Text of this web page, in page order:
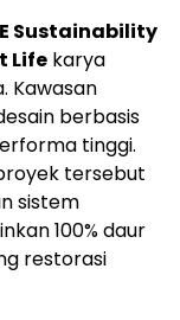
Sustainability
Life karya
Kawasan
berbasis
tinggi.
tersebut
sistem
100% daur
restorasi